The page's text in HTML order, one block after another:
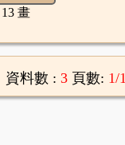
13 畫
資料數 : 3 頁數: 1/